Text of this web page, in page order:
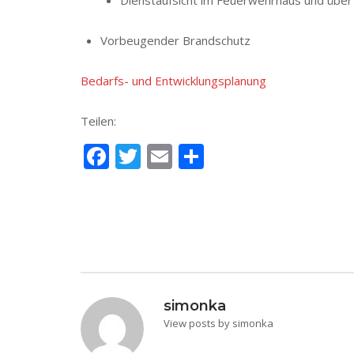
Vorbeugender Brandschutz
Bedarfs- und Entwicklungsplanung
Teilen:
Facebook
Twitter
Email
simonka
View posts by simonka